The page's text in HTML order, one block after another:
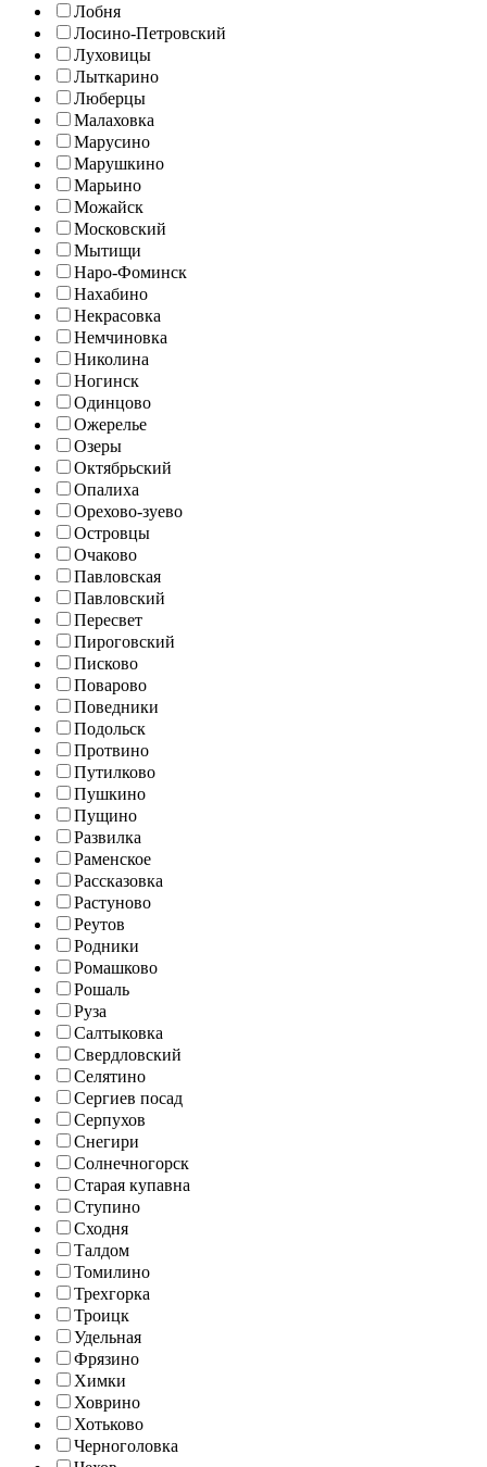
Лобня
Лосино-Петровский
Луховицы
Лыткарино
Люберцы
Малаховка
Марусино
Марушкино
Марьино
Можайск
Московский
Мытищи
Наро-Фоминск
Нахабино
Некрасовка
Немчиновка
Николина
Ногинск
Одинцово
Ожерелье
Озеры
Октябрьский
Опалиха
Орехово-зуево
Островцы
Очаково
Павловская
Павловский
Пересвет
Пироговский
Писково
Поварово
Поведники
Подольск
Протвино
Путилково
Пушкино
Пущино
Развилка
Раменское
Рассказовка
Растуново
Реутов
Родники
Ромашково
Рошаль
Руза
Салтыковка
Свердловский
Селятино
Сергиев посад
Серпухов
Снегири
Солнечногорск
Старая купавна
Ступино
Сходня
Талдом
Томилино
Трехгорка
Троицк
Удельная
Фрязино
Химки
Ховрино
Хотьково
Черноголовка